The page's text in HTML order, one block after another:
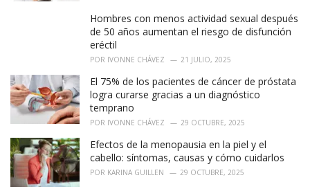
Hombres con menos actividad sexual después
de 50 años aumentan el riesgo de disfunción
eréctil
POR IVONNE CHÁVEZ 21 JULIO, 2025
El 75% de los pacientes de cáncer de próstata
logra curarse gracias a un diagnóstico
temprano
POR IVONNE CHÁVEZ 29 OCTUBRE, 2025
Efectos de la menopausia en la piel y el
cabello: síntomas, causas y cómo cuidarlos
POR KARINA GUILLEN 29 OCTUBRE, 2025